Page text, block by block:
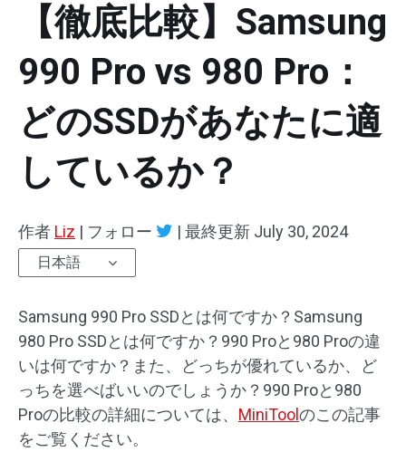
【徹底比較】Samsung
990 Pro vs 980 Pro：
どのSSDがあなたに適
しているか？
作者 Liz | フォロー | 最終更新 July 30, 2024
日本語
Samsung 990 Pro SSDとは何ですか？Samsung
980 Pro SSDとは何ですか？990 Proと980 Proの違
いは何ですか？また、どっちが優れているか、ど
っちを選べばいいのでしょうか？990 Proと980
Proの比較の詳細については、 MiniToolのこの記事
をご覧ください。